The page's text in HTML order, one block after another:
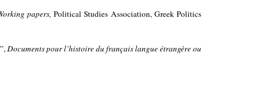
papers,Political Studies Association, Greek Politics
Documents pour l’histoire du français langue étrangère ou